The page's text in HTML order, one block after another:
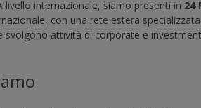
livello internazionale, siamo presenti in 24
con una rete estera
svolgono attività di corporate e